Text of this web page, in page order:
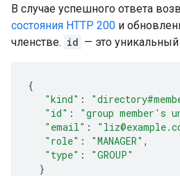
В случае успешного ответа
состояния HTTP 200 и
членстве. id — это
{
"kind" :
"id" : "group member's
"email" :
"role" : "MANAGER" ,
"type" :
"GROUP"
}